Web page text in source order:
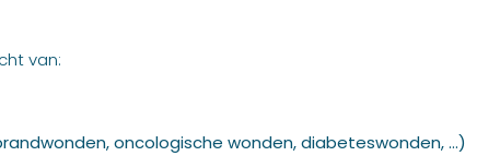
van:
oncologische wonden, diabeteswonden, …)